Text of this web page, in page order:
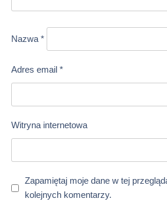
Nazwa *
Adres email *
Witryna internetowa
Zapamiętaj moje dane w tej
kolejnych komentarzy.